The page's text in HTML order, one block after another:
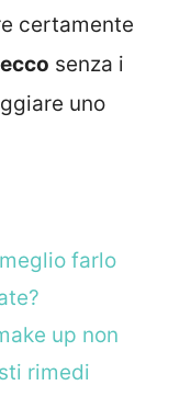
certamente
senza i
uno
farlo
up non
rimedi